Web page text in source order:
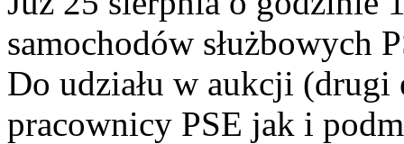
samochodów służbowych
Do udziału w aukcji (drugi
pracownicy PSE jak i